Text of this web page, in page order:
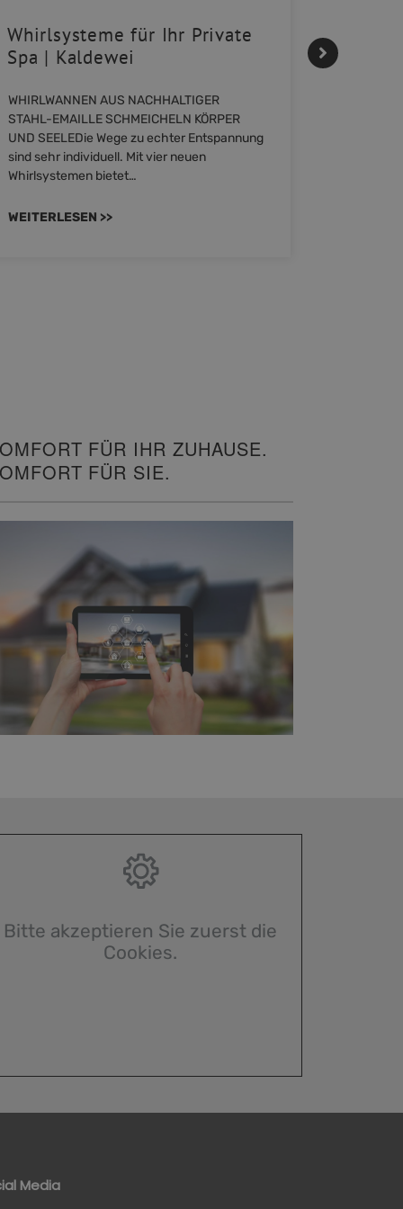
Whirlsysteme für Ihr Private
Spa | Kaldewei
WHIRLWANNEN AUS NACHHALTIGER
STAHL-EMAILLE SCHMEICHELN KÖRPER
UND SEELEDie Wege zu echter Entspannung
sind sehr individuell. Mit vier neuen
Whirlsystemen bietet…
WEITERLESEN >>
FÜR IHR ZUHAUSE.
FÜR SIE.
Bitte akzeptieren Sie zuerst die
Cookies.
Media